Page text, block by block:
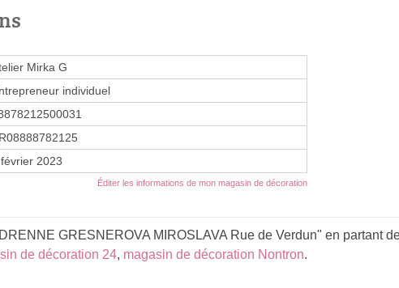
Mirka G
individuel
2023
Éditer les informations de mon magasin de décoration
GRESNEROVA MIROSLAVA Rue de Verdun" en partant
de décoration 24, magasin de décoration Nontron.